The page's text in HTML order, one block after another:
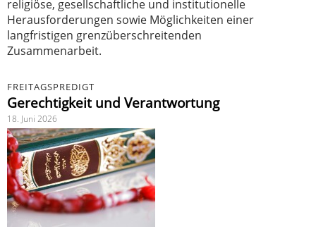
religiöse, gesellschaftliche und institutionelle
Herausforderungen sowie Möglichkeiten einer
langfristigen grenzüberschreitenden
Zusammenarbeit.
FREITAGSPREDIGT
Gerechtigkeit und Verantwortung
18. Juni 2026